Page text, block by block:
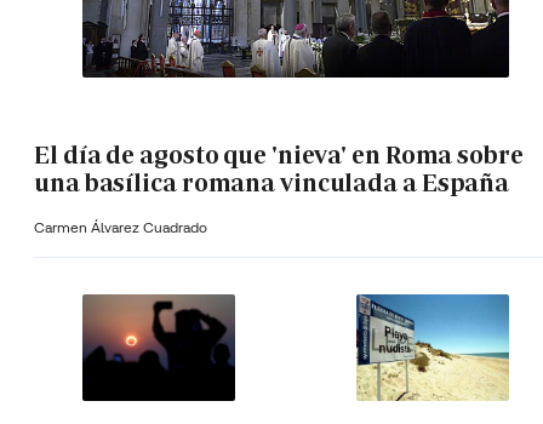
El día de agosto que 'nieva' en Roma sobre
una basílica romana vinculada a España
Carmen Álvarez Cuadrado